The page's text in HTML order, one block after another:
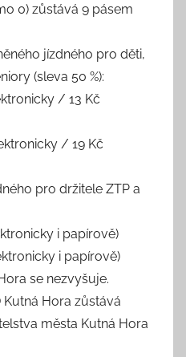
0) zůstává 9 pásem
jízdného pro děti,
(sleva 50 %):
/ 13 Kč
/ 19 Kč
pro držitele ZTP a
i papírově)
i papírově)
se nezvyšuje.
Hora zůstává
města Kutná Hora